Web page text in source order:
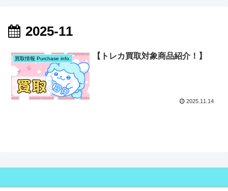
2025-11
買取情報 Purchase info. 【トレカ買取対象商品紹介！】
2025.11.14